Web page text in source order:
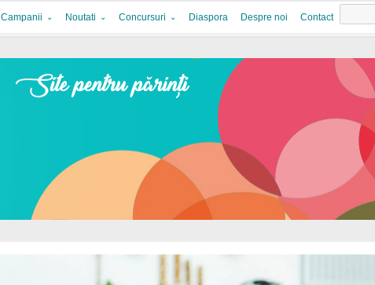
Campanii Noutati Concursuri Diaspora Despre noi Contact